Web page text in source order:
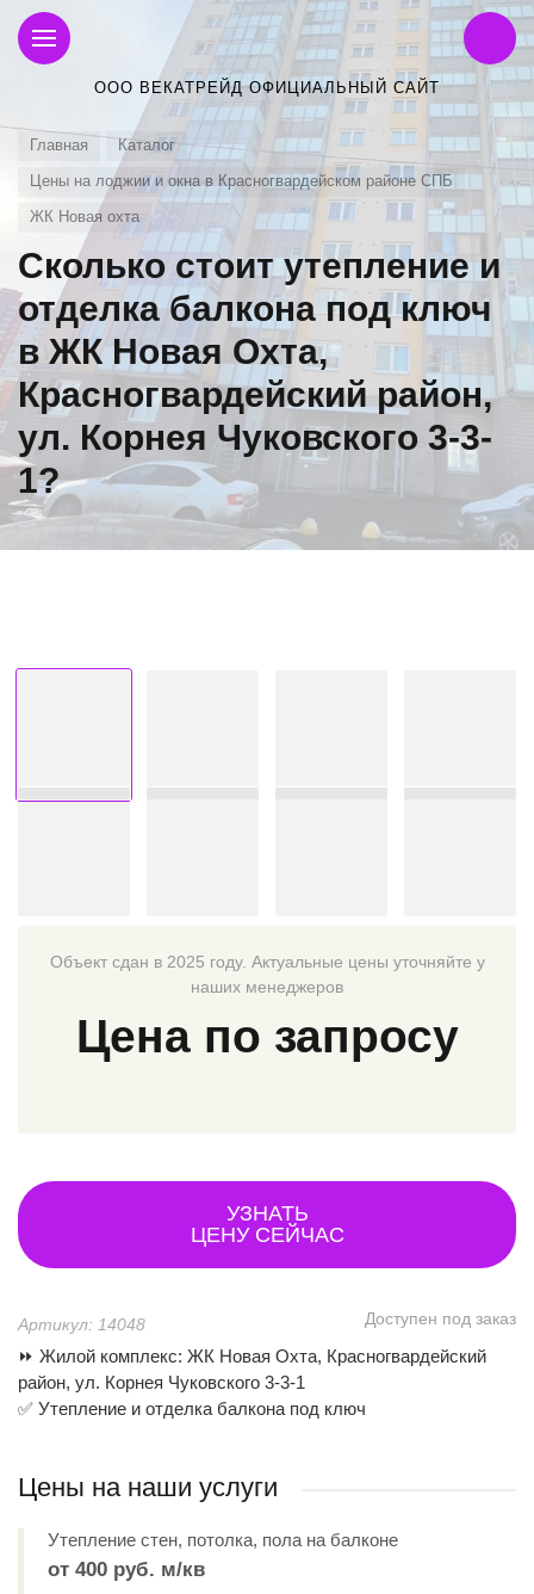
ООО ВЕКАТРЕЙД ОФИЦИАЛЬНЫЙ САЙТ
Главная
Каталог
Цены на лоджии и окна в Красногвардейском районе СПБ
ЖК Новая охта
Сколько стоит утепление и
отделка балкона под ключ
в ЖК Новая Охта,
Красногвардейский район,
ул. Корнея Чуковского 3-3-
1?
Артикул: 14048 Доступен под заказ
⏩ Жилой комплекс: ЖК Новая Охта, Красногвардейский
район, ул. Корнея Чуковского 3-3-1
✅ Утепление и отделка балкона под ключ
Объект сдан в 2025 году. Актуальные цены уточняйте у
наших менеджеров
Цена по запросу
УЗНАТЬ
ЦЕНУ СЕЙЧАС
Цены на наши услуги
Утепление стен, потолка, пола на балконе
от 400 руб. м/кв